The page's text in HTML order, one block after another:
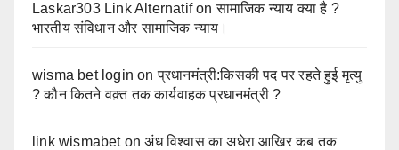
Laskar303 Link Alternatifonसामाजिक न्याय क्या है ?
भारतीय संविधान और सामाजिक न्याय।
wisma bet login onप्रधानमंत्री:किसकी पद पर रहते हुई मृत्यु
? कौन कितने वक़्त तक कार्यवाहक प्रधानमंत्री ?
link wismabetonअंध विश्वास का अधेरा आखिर कब तक